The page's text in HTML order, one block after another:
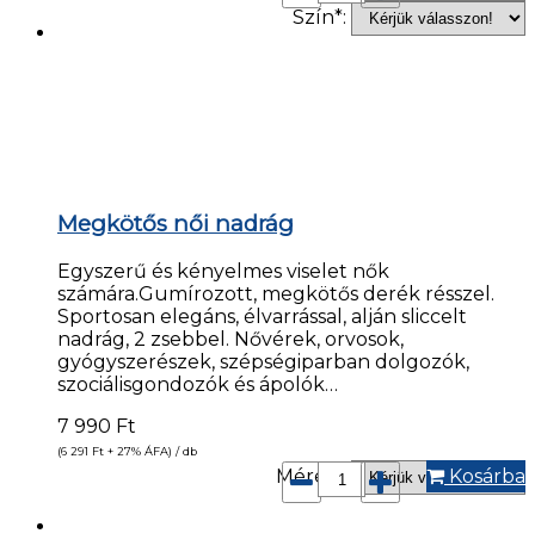
Szín*:
Megkötős női nadrág
Egyszerű és kényelmes viselet nők
számára.Gumírozott, megkötős derék résszel.
Sportosan elegáns, élvarrással, alján sliccelt
nadrág, 2 zsebbel. Nővérek, orvosok,
gyógyszerészek, szépségiparban dolgozók,
szociálisgondozók és ápolók…
7 990 Ft
(6 291 Ft + 27% ÁFA) / db
Méret*: Kosárba